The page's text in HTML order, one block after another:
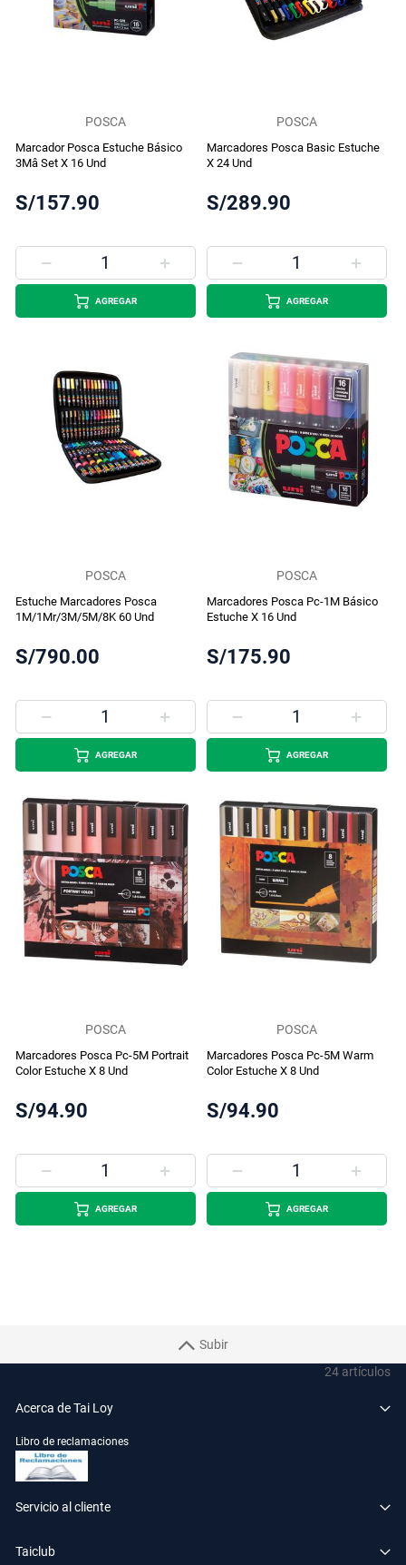
24 artículos
POSCA
Marcador Posca Estuche Básico
3Mâ Set X 16 Und
S/157.90
AGREGAR
POSCA
Marcadores Posca Basic Estuche
X 24 Und
S/289.90
AGREGAR
POSCA
Estuche Marcadores Posca
1M/1Mr/3M/5M/8K 60 Und
S/790.00
AGREGAR
POSCA
Marcadores Posca Pc-1M Básico
Estuche X 16 Und
S/175.90
AGREGAR
POSCA
Marcadores Posca Pc-5M Portrait
Color Estuche X 8 Und
S/94.90
AGREGAR
POSCA
Marcadores Posca Pc-5M Warm
Color Estuche X 8 Und
S/94.90
AGREGAR
Subir
Acerca de Tai Loy
Libro de reclamaciones
Servicio al cliente
Taiclub